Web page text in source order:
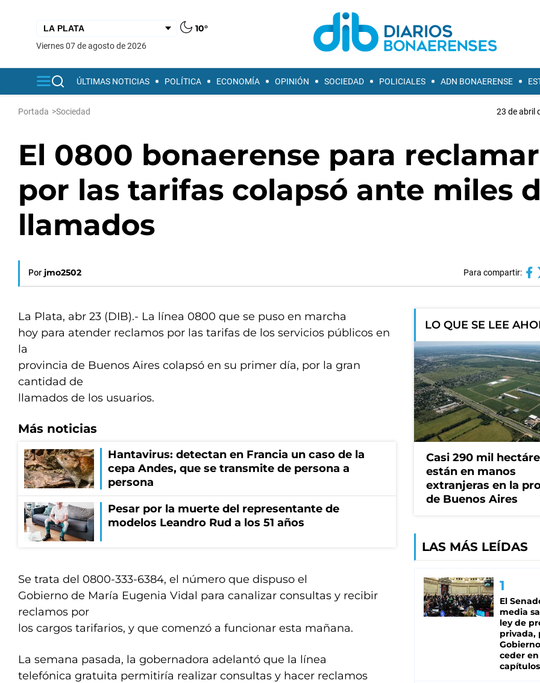
10°
viernes 07 de agosto de 2026
ÚLTIMAS NOTICIAS POLÍTICA ECONOMÍA OPINIÓN SOCIEDAD POLICIALES ADN BONAERENSE
Portada >Sociedad 23 de abril
El 0800 bonaerense para reclamar
por las tarifas colapsó ante miles
llamados
Por jmo2502 Para compartir:
La Plata, abr 23 (DIB).- La línea 0800 que se puso en marcha
hoy para atender reclamos por las tarifas de los servicios públicos en
la
provincia de Buenos Aires colapsó en su primer día, por la gran
cantidad de
llamados de los usuarios.
Más noticias
Hantavirus: detectan en Francia un caso de la
cepa Andes, que se transmite de persona a
persona
Pesar por la muerte del representante de
modelos Leandro Rud a los 51 años
Se trata del 0800-333-6384, el número que dispuso el
Gobierno de María Eugenia Vidal para canalizar consultas y recibir
reclamos por
los cargos tarifarios, y que comenzó a funcionar esta mañana.
La semana pasada, la gobernadora adelantó que la línea
telefónica gratuita permitiría realizar consultas y hacer reclamos
LO QUE SE LEE
Casi 290 mil
están en manos
extranjeras en la
de Buenos Aires
LAS MÁS LEÍDAS
El
media
ley de
privada,
ceder
capítulos